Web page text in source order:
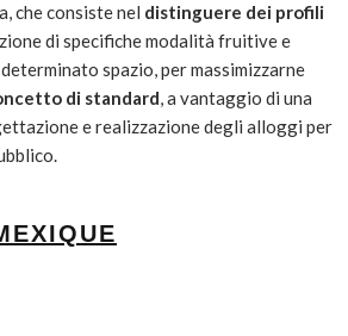
che consiste nel distinguere dei profili
di specifiche modalità fruitive e
spazio, per massimizzarne
di standard, a vantaggio di una
e realizzazione degli alloggi per